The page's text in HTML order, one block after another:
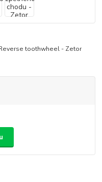
toothwheel - Zetor